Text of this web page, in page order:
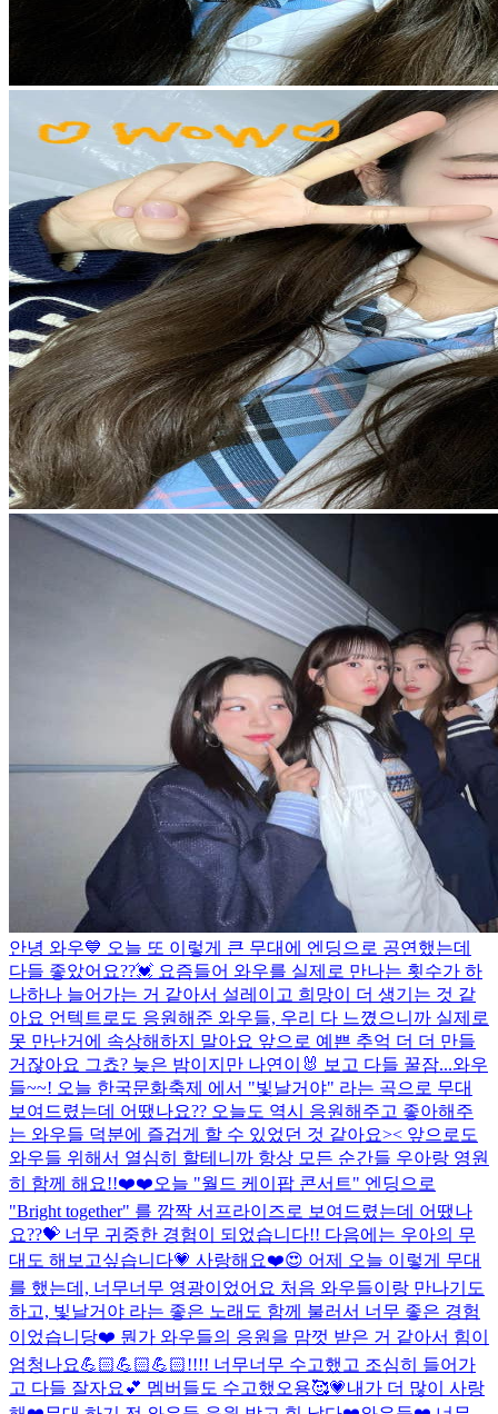
안녕 와우💙 오늘 또 이렇게 큰 무대에 엔딩으로 공연했는데
다들 좋았어요??💓 요즘들어 와우를 실제로 만나는 횟수가 하
나하나 늘어가는 거 같아서 설레이고 희망이 더 생기는 것 같
아요 언텍트로도 응원해준 와우들, 우리 다 느꼈으니까 실제로
못 만난거에 속상해하지 말아요 앞으로 예쁜 추억 더 더 만들
거잖아요 그쵸? 늦은 밤이지만 나연이🐰 보고 다들 꿀잠...와우
들~~! 오늘 한국문화축제 에서 "빛날거야" 라는 곡으로 무대
보여드렸는데 어땠나요?? 오늘도 역시 응원해주고 좋아해주
는 와우들 덕분에 즐겁게 할 수 있었던 것 같아요>< 앞으로도
와우들 위해서 열심히 할테니까 항상 모든 순간들 우아랑 영원
히 함께 해요!!❤️❤️오늘 "월드 케이팝 콘서트" 엔딩으로
"Bright together" 를 깜짝 서프라이즈로 보여드렸는데 어땠나
요??💝 너무 귀중한 경험이 되었습니다!! 다음에는 우아의 무
대도 해보고싶습니다💗 사랑해요❤️😍 어제 오늘 이렇게 무대
를 했는데, 너무너무 영광이었어요 처음 와우들이랑 만나기도
하고, 빛날거야 라는 좋은 노래도 함께 불러서 너무 좋은 경험
이었습니당❤️ 뭔가 와우들의 응원을 맘껏 받은 거 같아서 힘이
엄청나요💪🏻💪🏻💪🏻!!!! 너무너무 수고했고 조심히 들어가
고 다들 잘자요💕 멤버들도 수고했오용🥰💗내가 더 많이 사랑